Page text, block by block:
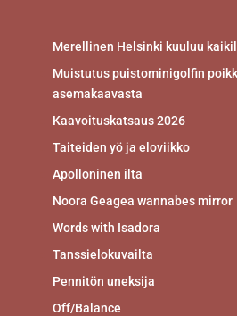
Merellinen Helsinki kuuluu
Muistutus puistominigolfin
asemakaavasta
Kaavoituskatsaus 2026
Taiteiden yö ja eloviikko
Apolloninen ilta
Noora Geagea wannabes mirror
Words with Isadora
Tanssielokuvailta
Pennitön uneksija
Off/Balance